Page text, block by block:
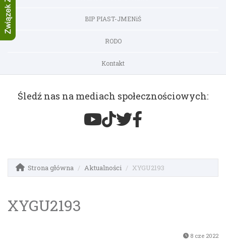
BIP PIAST-JMENiŚ
RODO
Kontakt
Śledź nas na mediach społecznościowych:
Strona główna Aktualności XYGU2193
XYGU2193
8 cze 2022